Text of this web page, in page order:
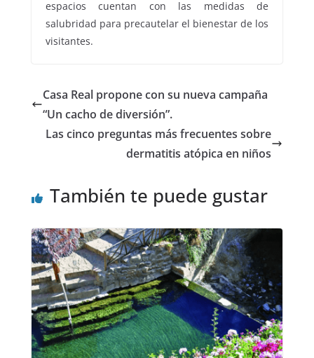
espacios cuentan con las medidas de
salubridad para precautelar el bienestar de los
visitantes.
Casa Real propone con su nueva campaña
“Un cacho de diversión”.
Las cinco preguntas más frecuentes sobre
dermatitis atópica en niños
También te puede gustar